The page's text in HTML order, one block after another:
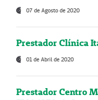
07 de Agosto de 2020
Prestador Clínica
01 de Abril de 2020
Prestador Centro